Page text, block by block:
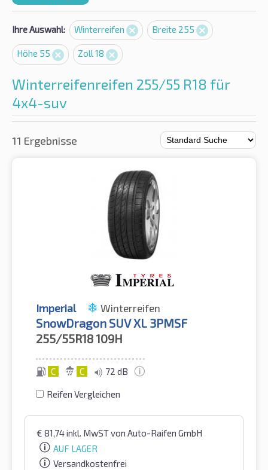
Ihre Auswahl: Winterreifen Breite 255
Höhe 55 Zoll 18
Winterreifenreifen 255/55 R18 für
4x4-suv
11 Ergebnisse
Imperial Winterreifen
SnowDragon SUV XL 3PMSF
255/55R18109H
C C 72 dB
Reifen Vergleichen
€ 81,74inkl. MwSTvon Auto-Raifen GmbH
AUF LAGER
Versandkostenfrei